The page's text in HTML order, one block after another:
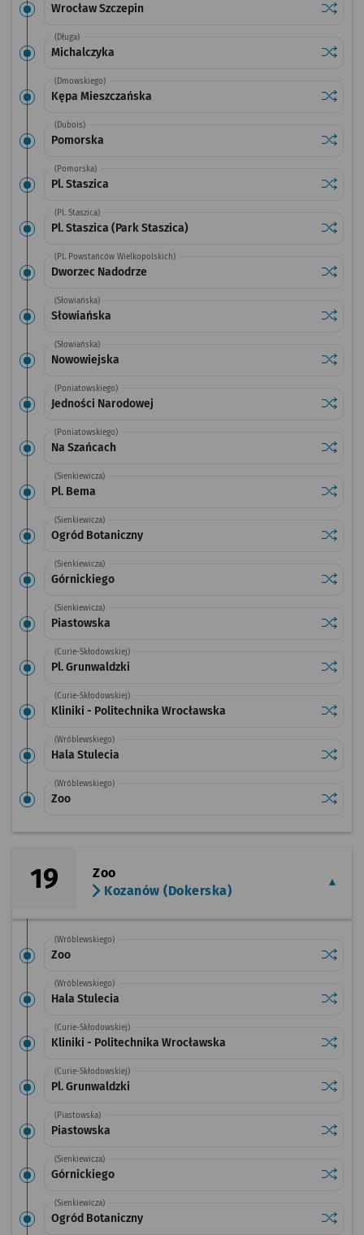
Wrocław Szczepin
(Długa)
Michalczyka
(Dmowskiego)
Kępa Mieszczańska
(Dubois)
Pomorska
(Pomorska)
Pl. Staszica
(Pl. Staszica)
Pl. Staszica (Park Staszica)
(Pl. Powstańców Wielkopolskich)
Dworzec Nadodrze
(Słowiańska)
Słowiańska
(Słowiańska)
Nowowiejska
(Poniatowskiego)
Jedności Narodowej
(Poniatowskiego)
Na Szańcach
(Sienkiewicza)
Pl. Bema
(Sienkiewicza)
Ogród Botaniczny
(Sienkiewicza)
Górnickiego
(Sienkiewicza)
Piastowska
(Curie-Skłodowskiej)
Pl. Grunwaldzki
(Curie-Skłodowskiej)
Kliniki - Politechnika Wrocławska
(Wróblewskiego)
Hala Stulecia
(Wróblewskiego)
Zoo
19
Zoo
Kozanów (Dokerska)
(Wróblewskiego)
Zoo
(Wróblewskiego)
Hala Stulecia
(Curie-Skłodowskiej)
Kliniki - Politechnika Wrocławska
(Curie-Skłodowskiej)
Pl. Grunwaldzki
(Piastowska)
Piastowska
(Sienkiewicza)
Górnickiego
(Sienkiewicza)
Ogród Botaniczny